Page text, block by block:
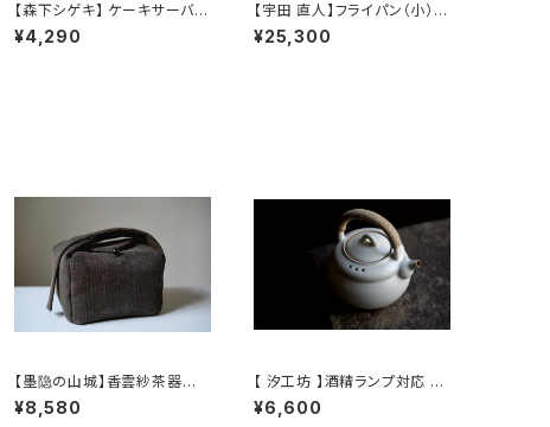
【森下シゲキ】 ケーキサーバー
/【Shigeki Morishita】cake
server
¥4,290
【宇田 直人】フライパン（小）/
【 Naoto Uda 】Frying pan
（S）
¥25,300
【墨隐の山城】香雲紗茶器収
納バッグ 「内袋分離式のアウ
トドアティーバッグ」
¥8,580
【 汐工坊 】酒精ランプ対応 湯
沸かしケトル / 【 Tidal Ateli
er 】Handled teapot
¥6,600